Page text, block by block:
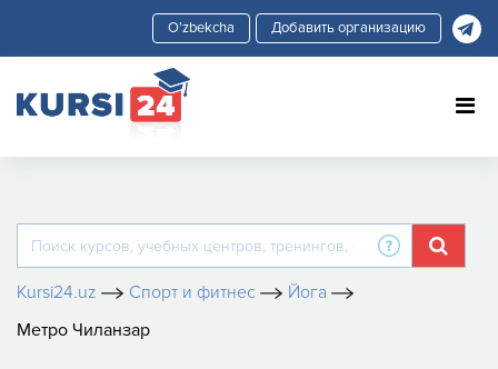
Добавить организацию
Kursi24.uz Спорт и фитнес
Йога
Метро Чиланзар